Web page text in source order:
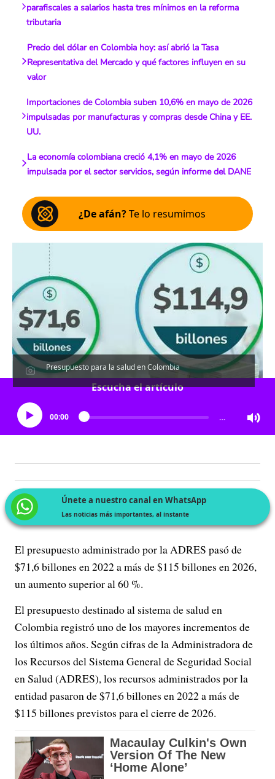
parafiscales a salarios hasta tres mínimos en la reforma
tributaria
Precio del dólar en Colombia hoy: así abrió la Tasa
Representativa del Mercado y qué factores influyen en su
valor
Importaciones de Colombia suben 10,6% en mayo de 2026
impulsadas por manufacturas y compras desde China y EE.
UU.
La economía colombiana creció 4,1% en mayo de 2026
impulsada por el sector servicios, según informe del DANE
¿De afán?Te lo resumimos
Presupuesto para la salud en Colombia
Escucha el artículo
00:00 …
Únete a nuestro canal en WhatsApp
Las noticias más importantes, al instante
El presupuesto administrado por la ADRES pasó de
$71,6 billones en 2022 a más de $115 billones en 2026,
un aumento superior al 60 %.
El presupuesto destinado al sistema de salud en
Colombia registró uno de los mayores incrementos de
los últimos años. Según cifras de la Administradora de
los Recursos del Sistema General de Seguridad Social
en Salud (ADRES), los recursos administrados por la
entidad pasaron de $71,6 billones en 2022 a más de
$115 billones previstos para el cierre de 2026.